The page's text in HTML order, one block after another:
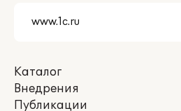
Каталог
Внедрения
Публикации